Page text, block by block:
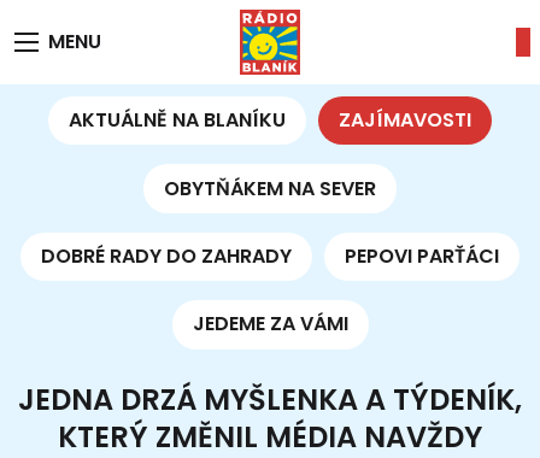
MENU
AKTUÁLNĚ NA BLANÍKU ZAJÍMAVOSTI
OBYTŇÁKEM NA SEVER
DOBRÉ RADY DO ZAHRADY PEPOVI PARŤÁCI
JEDEME ZA VÁMI
JEDNA DRZÁ MYŠLENKA A TÝDENÍK,
KTERÝ ZMĚNIL MÉDIA NAVŽDY